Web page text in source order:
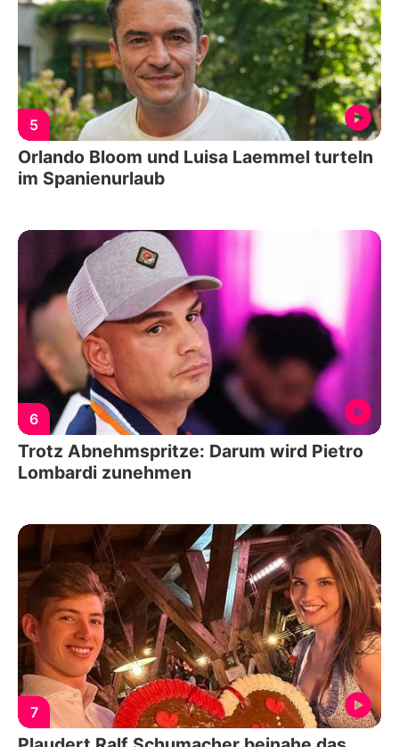
5
Orlando Bloom und Luisa Laemmel turteln
im Spanienurlaub
6
Trotz Abnehmspritze: Darum wird Pietro
Lombardi zunehmen
7